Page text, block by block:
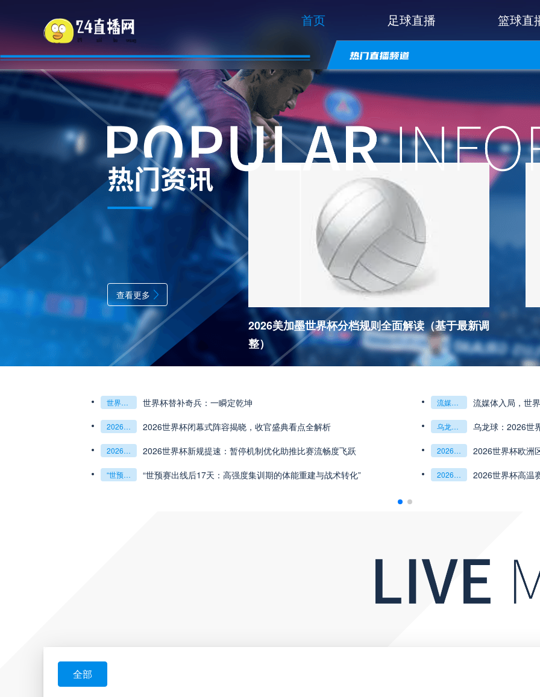
首页 足球直播 篮球直
2026美加墨世界杯分档规则全面解读（基于最新调
整）
查看更多
世界杯替补奇兵：一瞬定乾坤 世界杯替补奇兵：一瞬定乾坤 流媒体入局 世界杯转播权争夺进入新赛段
流媒体入局，世
2026世界杯闭幕式阵容揭晓 收官盛典看点全解析
2026世界杯闭幕式阵容揭晓，收官盛典看点全解析 乌龙球：2026世界杯上 那些意外背后的温暖与叹息
乌龙球：2026世
2026世界杯新规提速：暂停机制优化助推比赛流畅度飞跃 2026世界杯新规提速：暂停机制优化助推比赛流畅度飞跃 2026世界杯欧洲区第五档球队：附加赛突围可能性深度评估 2026世界杯欧洲
“世预赛出线后17天：高强度集训期的体能重建与战术转化” “世预赛出线后17天：高强度集训期的体能重建与战术转化” 2026世界杯高温赛场：球场喷雾降温系统的有效覆盖范围解析 2026世界杯高温
全部